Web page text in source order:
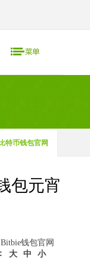
比特币钱包官网
包元宵
钱包官网
大 中 小